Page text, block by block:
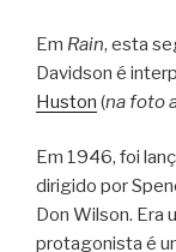
Em Rain, esta
Davidson é
Huston (na foto
Em 1946, foi
dirigido por
Don Wilson. Era
protagonista é